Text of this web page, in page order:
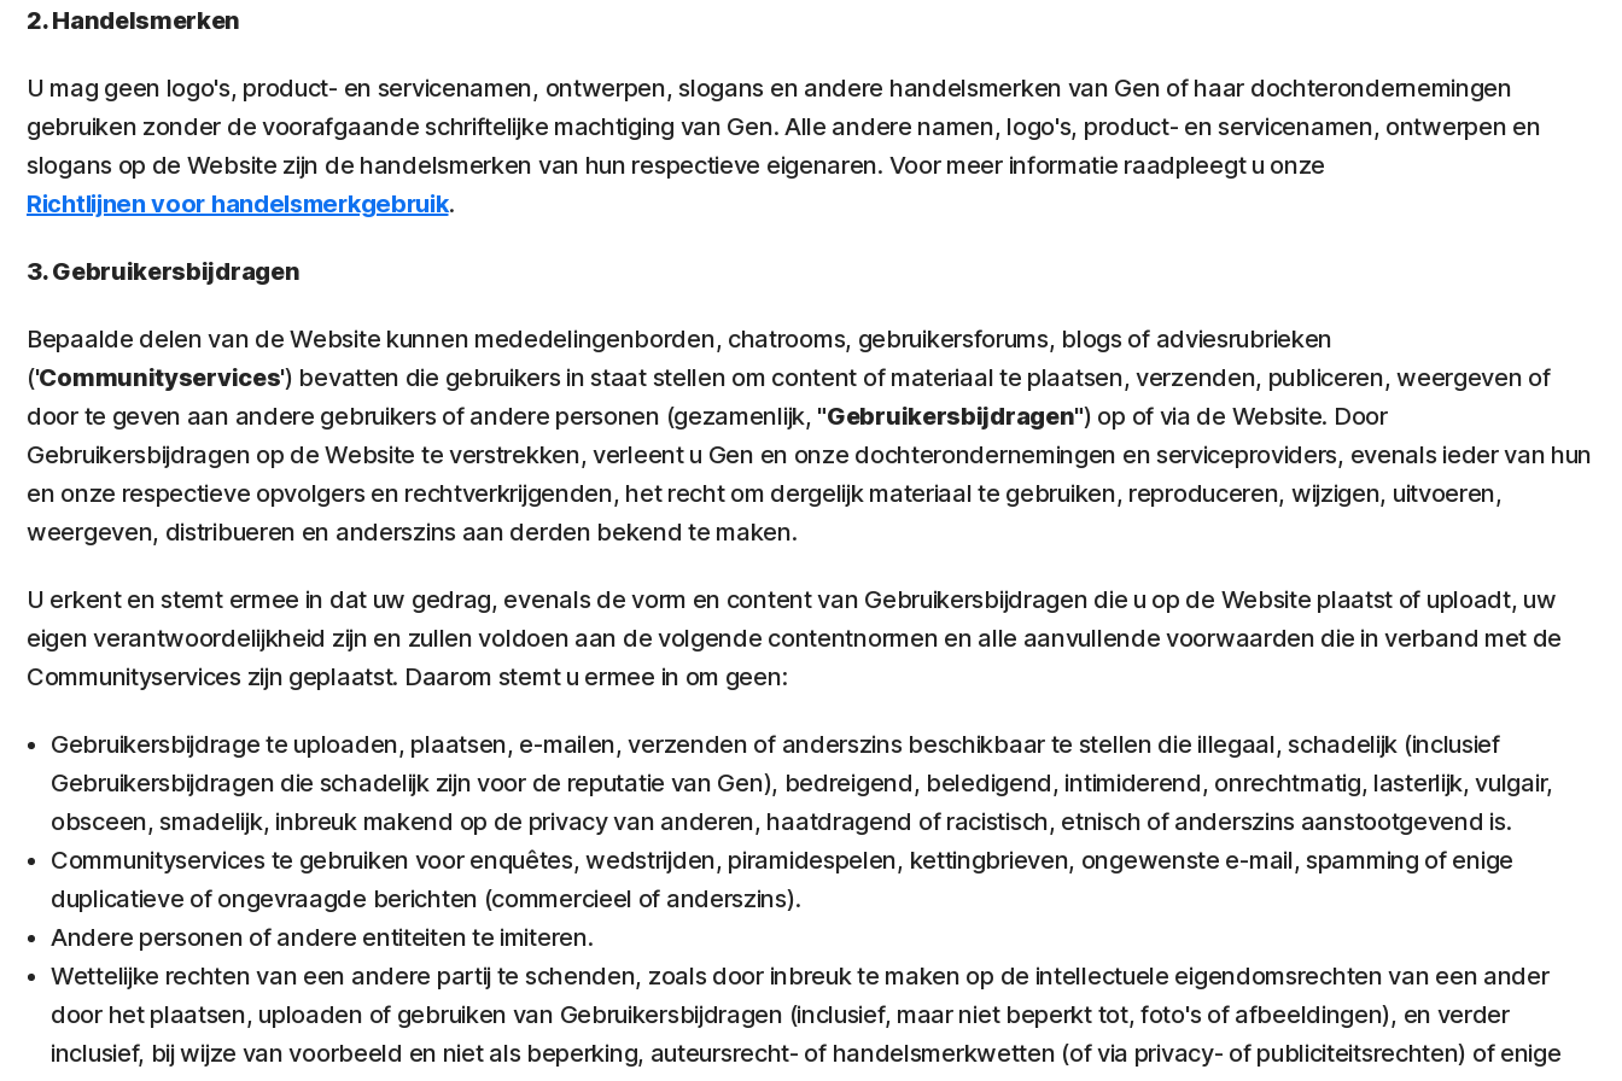
2. Handelsmerken
U mag geen logo's, product- en servicenamen, ontwerpen, slogans en andere handelsmerken van Gen of haar dochterondernemingen
gebruiken zonder de voorafgaande schriftelijke machtiging van Gen. Alle andere namen, logo's, product- en servicenamen, ontwerpen en
slogans op de Website zijn de handelsmerken van hun respectieve eigenaren. Voor meer informatie raadpleegt u onze
Richtlijnen voor handelsmerkgebruik.
3. Gebruikersbijdragen
Bepaalde delen van de Website kunnen mededelingenborden, chatrooms, gebruikersforums, blogs of adviesrubrieken
('Communityservices') bevatten die gebruikers in staat stellen om content of materiaal te plaatsen, verzenden, publiceren, weergeven of
door te geven aan andere gebruikers of andere personen (gezamenlijk, "Gebruikersbijdragen") op of via de Website. Door
Gebruikersbijdragen op de Website te verstrekken, verleent u Gen en onze dochterondernemingen en serviceproviders, evenals ieder van hun
en onze respectieve opvolgers en rechtverkrijgenden, het recht om dergelijk materiaal te gebruiken, reproduceren, wijzigen, uitvoeren,
weergeven, distribueren en anderszins aan derden bekend te maken.
U erkent en stemt ermee in dat uw gedrag, evenals de vorm en content van Gebruikersbijdragen die u op de Website plaatst of uploadt, uw
eigen verantwoordelijkheid zijn en zullen voldoen aan de volgende contentnormen en alle aanvullende voorwaarden die in verband met de
Communityservices zijn geplaatst. Daarom stemt u ermee in om geen:
Gebruikersbijdrage te uploaden, plaatsen, e-mailen, verzenden of anderszins beschikbaar te stellen die illegaal, schadelijk (inclusief
Gebruikersbijdragen die schadelijk zijn voor de reputatie van Gen), bedreigend, beledigend, intimiderend, onrechtmatig, lasterlijk, vulgair,
obsceen, smadelijk, inbreuk makend op de privacy van anderen, haatdragend of racistisch, etnisch of anderszins aanstootgevend is.
Communityservices te gebruiken voor enquêtes, wedstrijden, piramidespelen, kettingbrieven, ongewenste e-mail, spamming of enige
duplicatieve of ongevraagde berichten (commercieel of anderszins).
Andere personen of andere entiteiten te imiteren.
Wettelijke rechten van een andere partij te schenden, zoals door inbreuk te maken op de intellectuele eigendomsrechten van een ander
door het plaatsen, uploaden of gebruiken van Gebruikersbijdragen (inclusief, maar niet beperkt tot, foto's of afbeeldingen), en verder
inclusief, bij wijze van voorbeeld en niet als beperking, auteursrecht- of handelsmerkwetten (of via privacy- of publiciteitsrechten) of enige